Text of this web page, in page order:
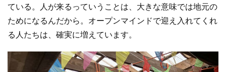
ている。人が来るっていうことは、大きな意味では地元の
ためになるんだから。オープンマインドで迎え入れてくれ
る人たちは、確実に増えています。